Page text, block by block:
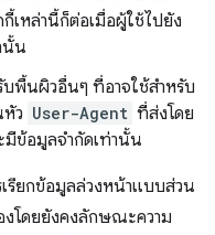
หล่านี้ก็ต่อเมื่อผู้ใช้ไปยัง
นั้น
พื้นผิวอื่นๆ ที่อาจใช้สำหรับ
ว User-Agent ที่ส่งโดย
มีข้อมูลจํากัดเท่านั้น
เรียกข้อมูลล่วงหน้าแบบส่วน
งโดยยังคงลักษณะความ